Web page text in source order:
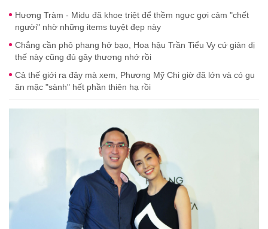
Hương Tràm - Midu đã khoe triệt để thềm ngực gợi cảm "chết
người" nhờ những items tuyệt đẹp này
Chẳng cần phô phang hở bạo, Hoa hậu Trần Tiểu Vy cứ giản dị
thế này cũng đủ gây thương nhớ rồi
Cả thế giới ra đây mà xem, Phương Mỹ Chi giờ đã lớn và có gu
ăn mặc "sành" hết phần thiên hạ rồi